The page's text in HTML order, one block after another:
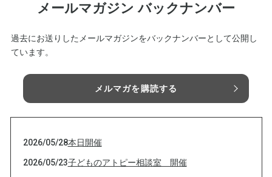
メールマガジン バックナンバー
過去にお送りしたメールマガジンをバックナンバーとして公開し
ています。
メルマガを購読する
2026/05/28本日開催
2026/05/23子どものアトピー相談室 開催